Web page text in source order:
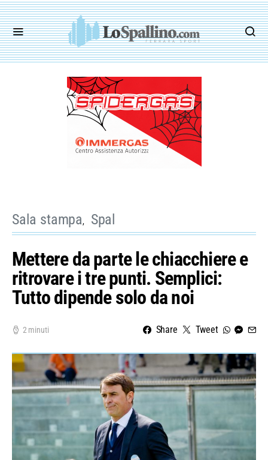
Sala stampa Spal
Mettere da parte le chiacchiere e
ritrovare i tre punti. Semplici:
Tutto dipende solo da noi
2 minuti Share Tweet